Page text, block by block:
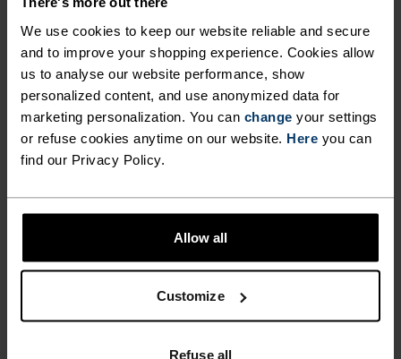
We use cookies to keep our website reliable and secure
and to improve your shopping experience. Cookies allow
us to analyse our website performance, show
personalized content, and use anonymized data for
marketing personalization. You can change your settings
or refuse cookies anytime on our website. Here you can
find our Privacy Policy.
Allow all
Customize
Refuse all
Skjorte
499,00 kr
599,00 kr
-30 %
Sommersalg
%
Zeroweight Print Løpejakke
1 119,30 kr1 599,00 kr
Vann­tett
% %
3 799,00 kr
Essential Seamless
%
Zeroweight Insulator